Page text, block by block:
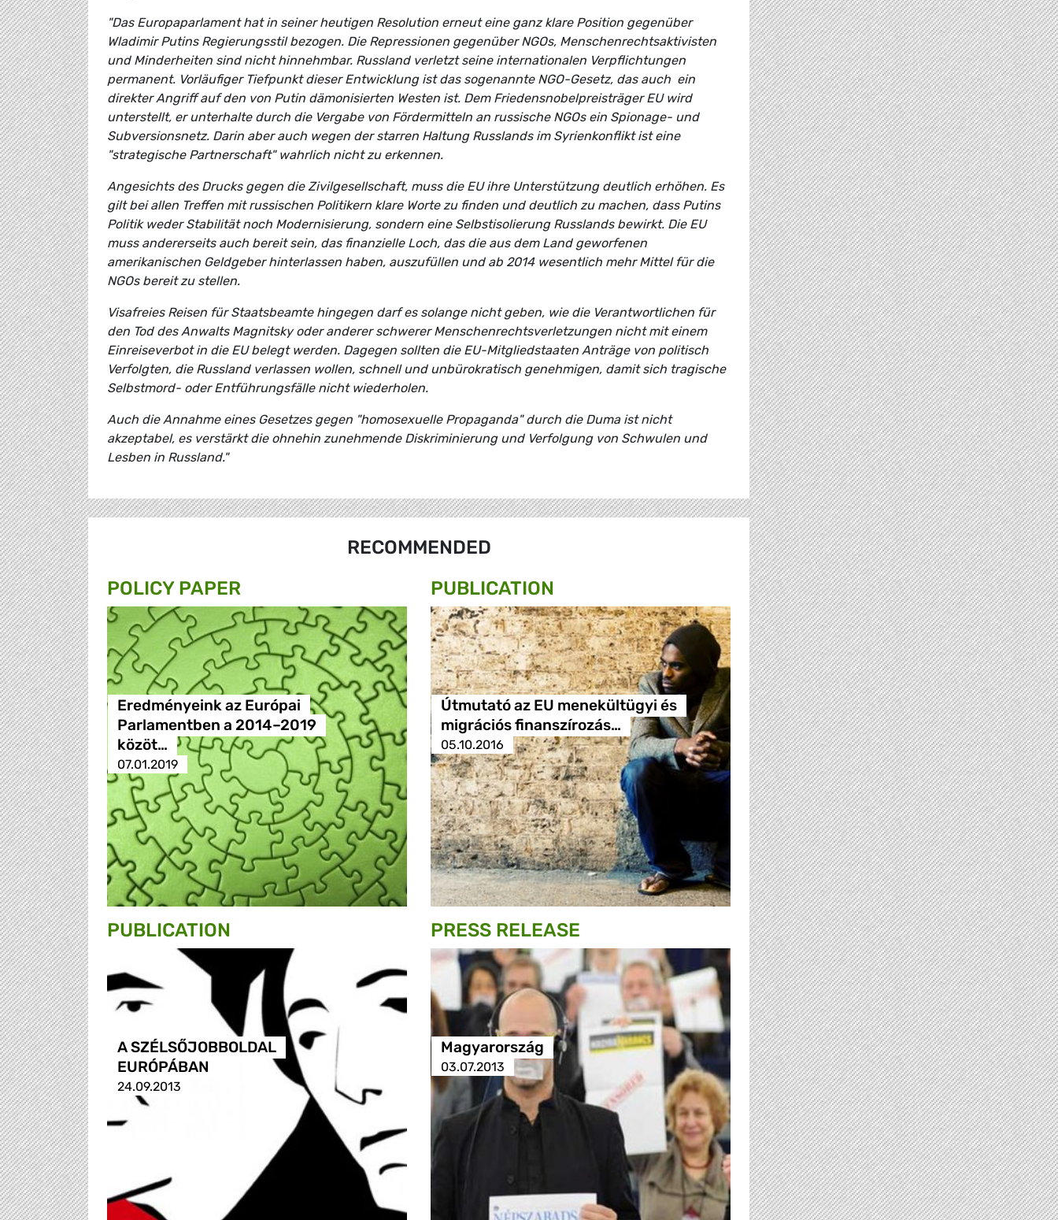
"Das Europaparlament hat in seiner heutigen Resolution erneut eine ganz klare Position gegenüber
Wladimir Putins Regierungsstil bezogen. Die Repressionen gegenüber NGOs, Menschenrechtsaktivisten
und Minderheiten sind nicht hinnehmbar. Russland verletzt seine internationalen Verpflichtungen
permanent. Vorläufiger Tiefpunkt dieser Entwicklung ist das sogenannte NGO-Gesetz, das auch ein
direkter Angriff auf den von Putin dämonisierten Westen ist. Dem Friedensnobelpreisträger EU wird
unterstellt, er unterhalte durch die Vergabe von Fördermitteln an russische NGOs ein Spionage- und
Subversionsnetz. Darin aber auch wegen der starren Haltung Russlands im Syrienkonflikt ist eine
"strategische Partnerschaft" wahrlich nicht zu erkennen.
Angesichts des Drucks gegen die Zivilgesellschaft, muss die EU ihre Unterstützung deutlich erhöhen. Es
gilt bei allen Treffen mit russischen Politikern klare Worte zu finden und deutlich zu machen, dass Putins
Politik weder Stabilität noch Modernisierung, sondern eine Selbstisolierung Russlands bewirkt. Die EU
muss andererseits auch bereit sein, das finanzielle Loch, das die aus dem Land geworfenen
amerikanischen Geldgeber hinterlassen haben, auszufüllen und ab 2014 wesentlich mehr Mittel für die
NGOs bereit zu stellen.
Visafreies Reisen für Staatsbeamte hingegen darf es solange nicht geben, wie die Verantwortlichen für
den Tod des Anwalts Magnitsky oder anderer schwerer Menschenrechtsverletzungen nicht mit einem
Einreiseverbot in die EU belegt werden. Dagegen sollten die EU-Mitgliedstaaten Anträge von politisch
Verfolgten, die Russland verlassen wollen, schnell und unbürokratisch genehmigen, damit sich tragische
Selbstmord- oder Entführungsfälle nicht wiederholen.
Auch die Annahme eines Gesetzes gegen "homosexuelle Propaganda" durch die Duma ist nicht
akzeptabel, es verstärkt die ohnehin zunehmende Diskriminierung und Verfolgung von Schwulen und
Lesben in Russland."
RECOMMENDED
POLICY PAPER
Eredményeink az Európai
Parlamentben a 2014–2019
közöt…
07.01.2019
PUBLICATION
Útmutató az EU menekültügyi és
migrációs finanszírozás…
05.10.2016
PUBLICATION
A SZÉLSŐJOBBOLDAL
EURÓPÁBAN
24.09.2013
PRESS RELEASE
Magyarország
03.07.2013